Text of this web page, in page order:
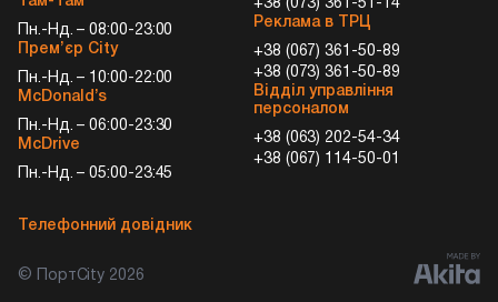
Пн.-Нд. – 08:00-23:00
Прем’єр City
Пн.-Нд. – 10:00-22:00
McDonald’s
Пн.-Нд. – 06:00-23:30
McDrive
Пн.-Нд. – 05:00-23:45
+38 (073) 361-51-14
Реклама в ТРЦ
+38 (067) 361-50-89
+38 (073) 361-50-89
Відділ управління
персоналом
+38 (063) 202-54-34
+38 (067) 114-50-01
© ПортCity 2026
Телефонний довідник